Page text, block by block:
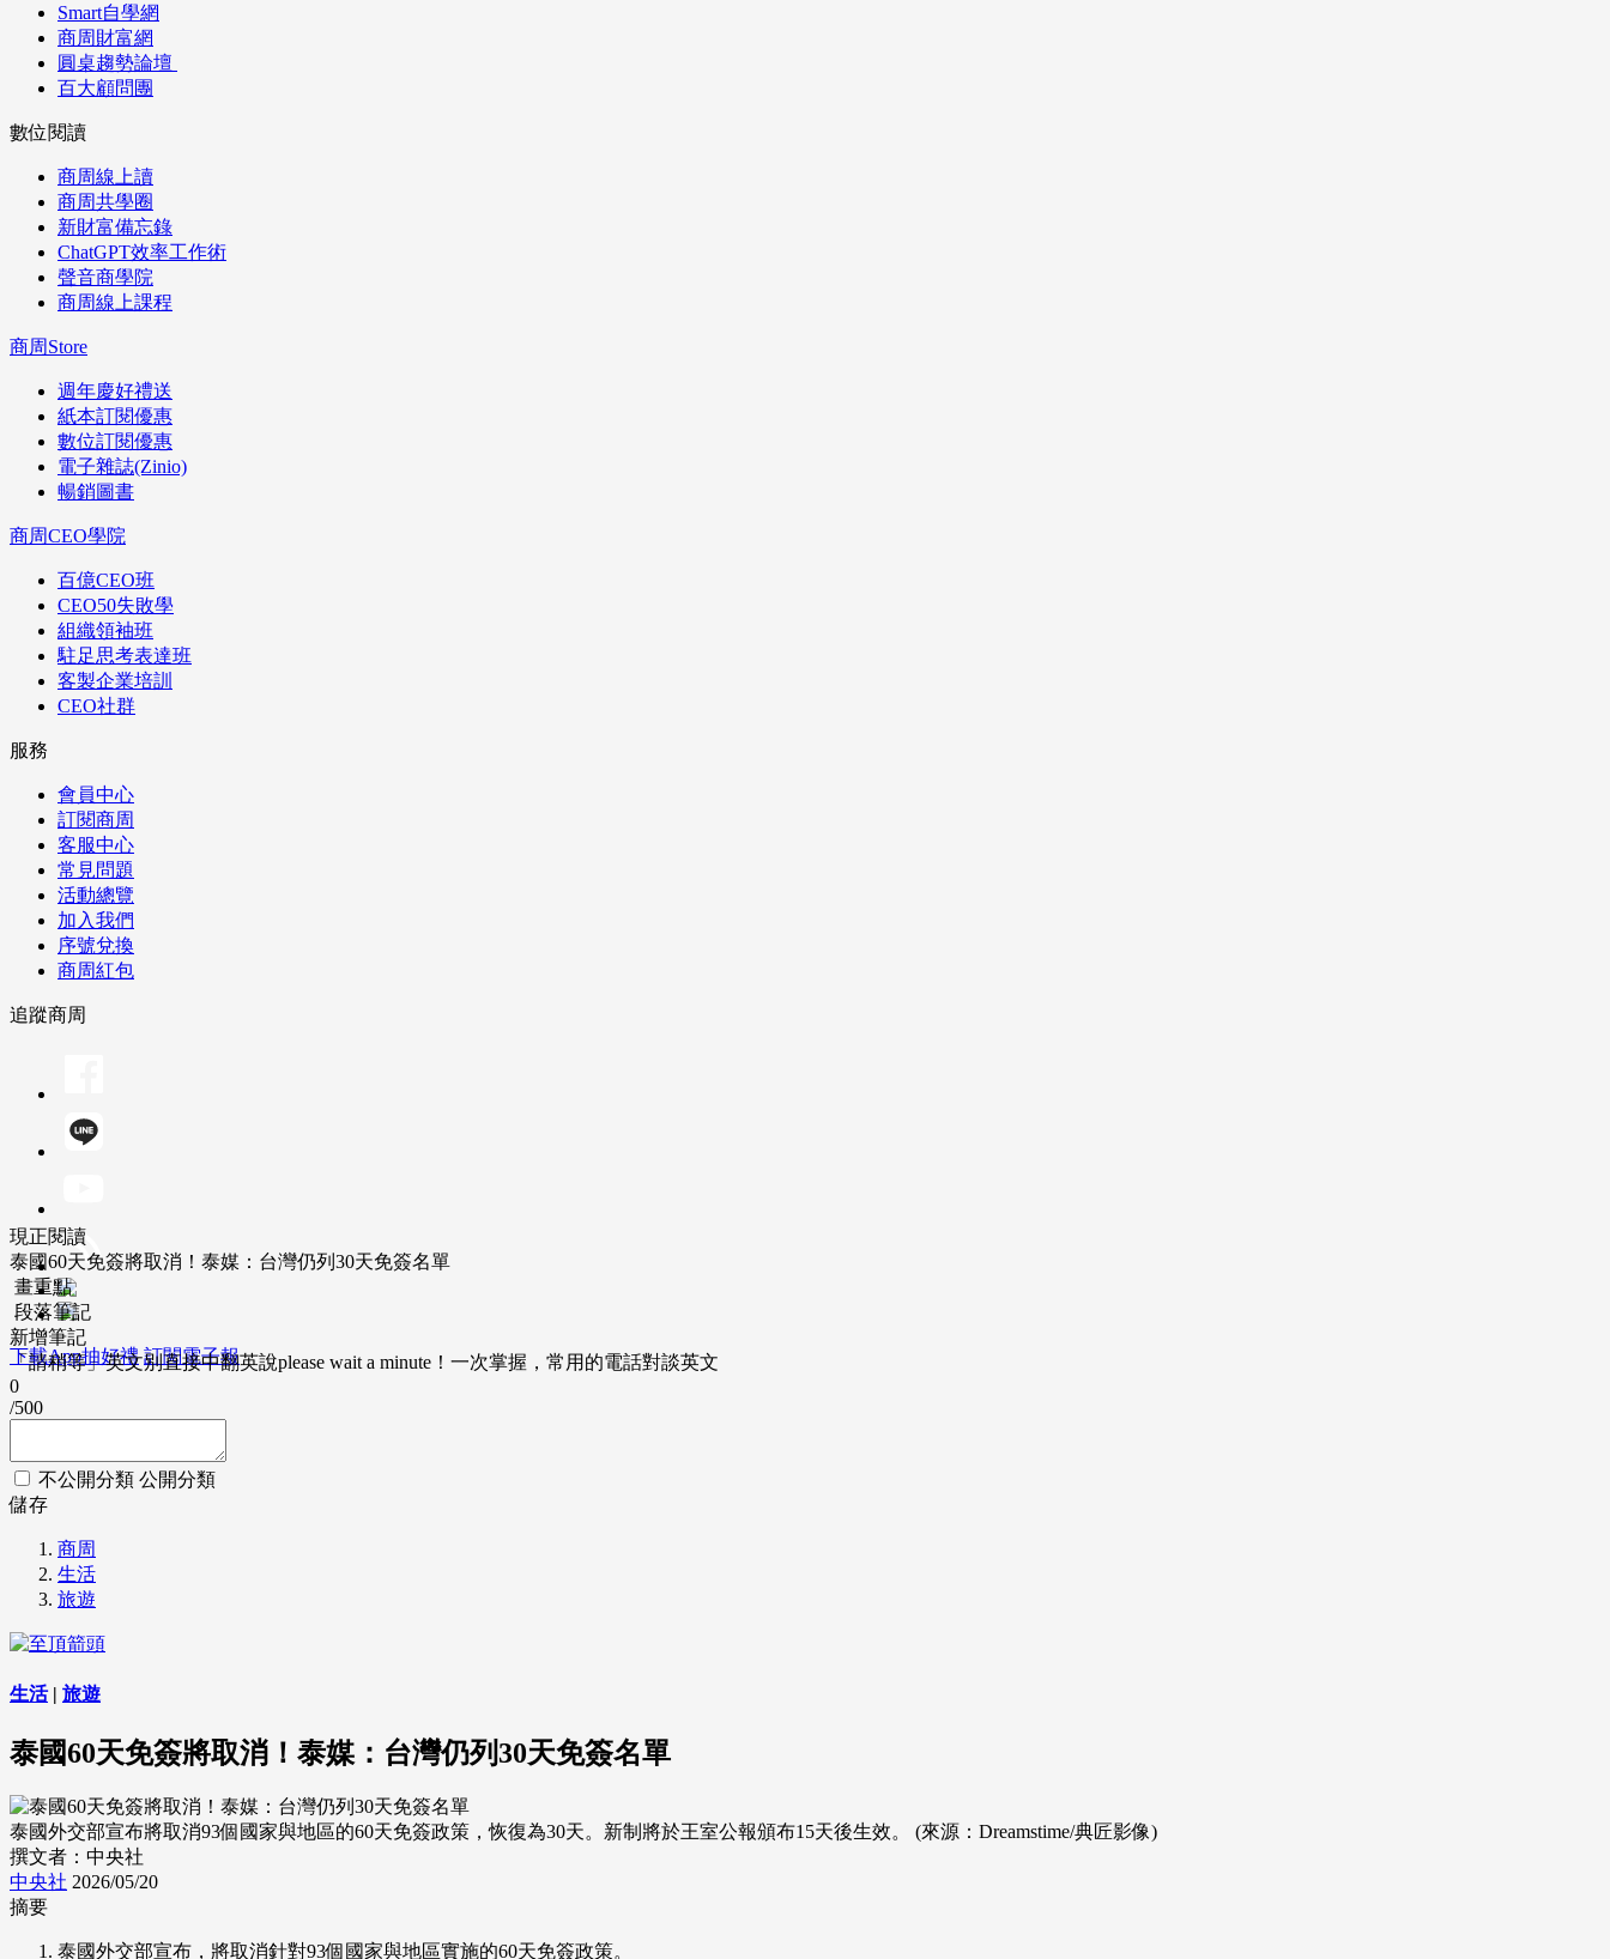
Smart自學網
商周財富網
圓桌趨勢論壇
百大顧問團
數位閱讀
商周線上讀
商周共學圈
新財富備忘錄
ChatGPT效率工作術
聲音商學院
商周線上課程
商周Store
週年慶好禮送
紙本訂閱優惠
數位訂閱優惠
電子雜誌(Zinio)
暢銷圖書
商周CEO學院
百億CEO班
CEO50失敗學
組織領袖班
駐足思考表達班
客製企業培訓
CEO社群
服務
會員中心
訂閱商周
客服中心
常見問題
活動總覽
加入我們
序號兌換
商周紅包
追蹤商周
下載App抽好禮 訂閱電子報
現正閱讀
泰國60天免簽將取消！泰媒：台灣仍列30天免簽名單
畫重點
段落筆記
新增筆記
「請稍等」英文別直接中翻英說please wait a minute！一次掌握，常用的電話對談英文
0
/500
不公開分類 公開分類
儲存
商周
生活
旅遊
生活| 旅遊
泰國60天免簽將取消！泰媒：台灣仍列30天免簽名單
泰國外交部宣布將取消93個國家與地區的60天免簽政策，恢復為30天。新制將於王室公報頒布15天後生效。 (來源：Dreamstime/典匠影像)
撰文者：中央社
中央社 2026/05/20
摘要
泰國外交部宣布，將取消針對93個國家與地區實施的60天免簽政策。